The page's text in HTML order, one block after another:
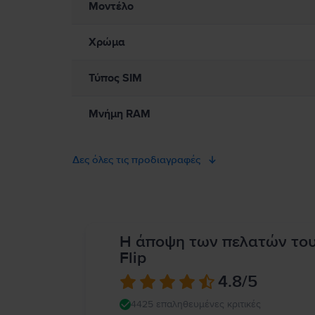
τραυματισμό ή ζημιά στο iPhone ή σε άλλη περιουσία.
Μοντέλο
Χρώμα
Τύπος SIM
Μνήμη RAM
Δες όλες τις προδιαγραφές
Η άποψη των πελατών
Flip
4.8/5
4425 επαληθευμένες κριτικές